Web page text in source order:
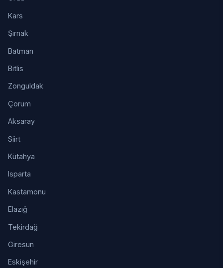
Kars
Şırnak
Batman
Bitlis
Zonguldak
Çorum
Aksaray
Siirt
Kütahya
Isparta
Kastamonu
Elazığ
Tekirdağ
Giresun
Eskişehir